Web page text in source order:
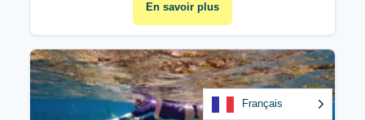
En savoir plus
Français